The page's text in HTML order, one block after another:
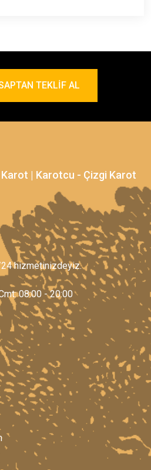
TEKLIF AL
| Karotcu - Çizgi Karot
hizmetinizdeyiz.
08:00 - 20:00